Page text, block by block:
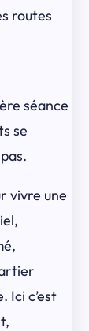
routes
séance
se
vivre une
Ici c’est